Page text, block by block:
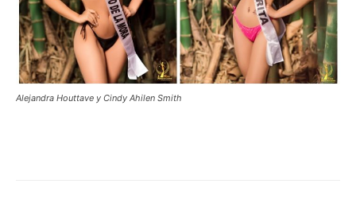
Alejandra Houttave y Cindy Ahilen Smith